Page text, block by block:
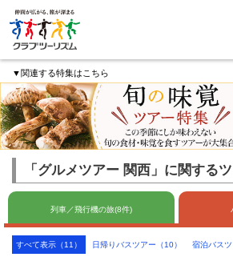
▼関連する特集はこちら
「グルメツアー 関西」に関する
列車／飛行機の旅(8件)
すべて表示（11） 日帰りバスツアー（10） 宿泊バスツ